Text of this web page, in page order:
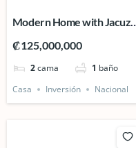
Modern Home with Jacuzzi
San Carlos.
₡125,000,000
2cama 1 baño
Casa
Inversión Nacional